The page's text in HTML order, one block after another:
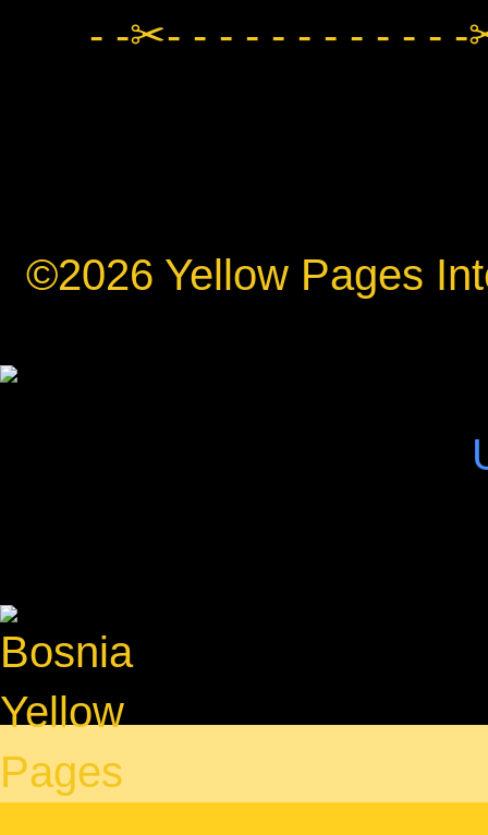
- -✂- - - - - - - - - - - -
©2026 Yellow Pages